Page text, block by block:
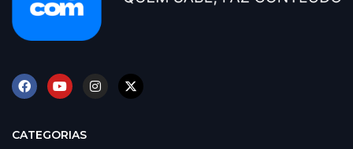
CATEGORIAS